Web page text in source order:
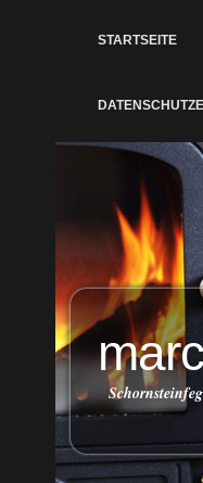
STARTSEITE